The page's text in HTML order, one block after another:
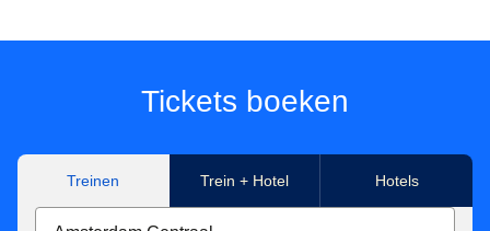
Tickets boeken
Treinen Trein + Hotel Hotels